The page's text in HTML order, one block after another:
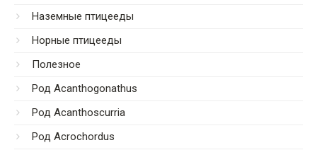
Наземные птицееды
Норные птицееды
Полезное
Род Acanthogonathus
Род Acanthoscurria
Род Acrochordus